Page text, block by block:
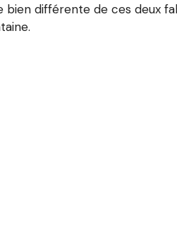
différente de ces deux